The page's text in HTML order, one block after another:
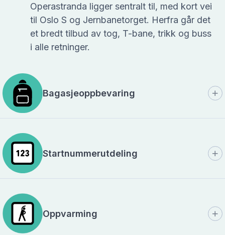
Operastranda ligger sentralt til, med kort vei
til Oslo S og Jernbanetorget. Herfra går det
et bredt tilbud av tog, T-bane, trikk og buss
i alle retninger.
Bagasjeoppbevaring
Startnummerutdeling
Oppvarming